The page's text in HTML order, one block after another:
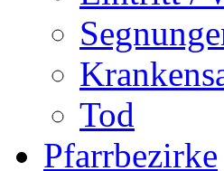
Tod
Pfarrbezirke